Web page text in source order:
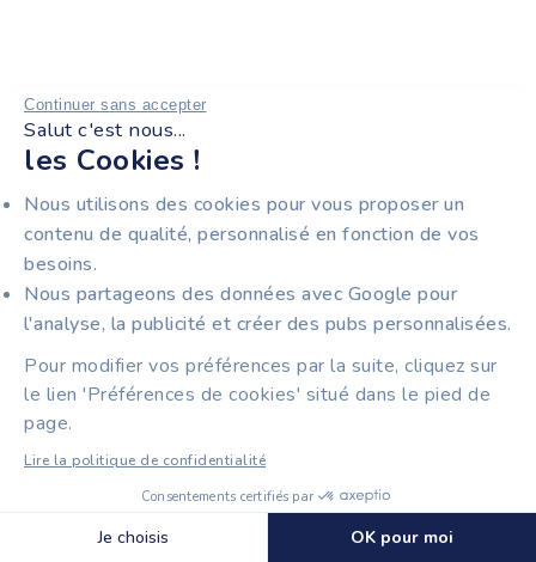
Continuer sans accepter
Salut c'est nous...
les Cookies !
Nous utilisons des cookies pour vous proposer un
contenu de qualité, personnalisé en fonction de vos
besoins.
Nous partageons des données avec Google pour
l'analyse, la publicité et créer des pubs personnalisées.
Pour modifier vos préférences par la suite, cliquez sur
le lien 'Préférences de cookies' situé dans le pied de
page.
Lire la politique de confidentialité
Consentements certifiés par
Je choisis OK pour moi
🍪 Cookies
Solution française de facturation, comptabilité et
compte pro pensée pour les entrepreneurs et leurs
experts-comptables. Tiime est plateforme agréée de
facturation électronique et accompagne les
entrepreneurs en simplifiant leur quotidien.
Avis clients
Culture & entreprise